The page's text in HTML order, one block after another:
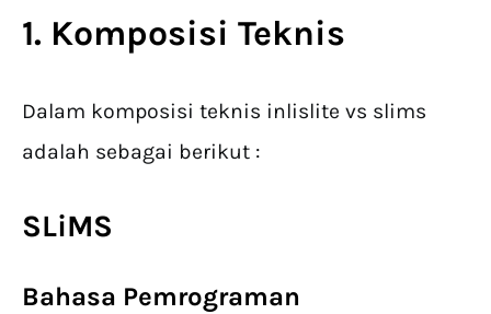
1. Komposisi Teknis
Dalam komposisi teknis inlislite vs slims
adalah sebagai berikut :
SLiMS
Bahasa Pemrograman